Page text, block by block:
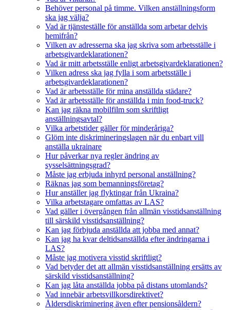
Behöver personal på timme. Vilken anställningsform
ska jag välja?
Vad är tjänsteställe för anställda som arbetar delvis
hemifrån?
Vilken av adresserna ska jag skriva som arbetsställe i
arbetsgivardeklarationen?
Vad är mitt arbetsställe enligt arbetsgivardeklarationen?
Vilken adress ska jag fylla i som arbetsställe i
arbetsgivardeklarationen?
Vad är arbetsställe för mina anställda städare?
Vad är arbetsställe för anställda i min food-truck?
Kan jag räkna mobilfilm som skriftligt
anställningsavtal?
Vilka arbetstider gäller för minderåriga?
Glöm inte diskrimineringslagen när du enbart vill
anställa ukrainare
Hur påverkar nya regler ändring av
sysselsättningsgrad?
Måste jag erbjuda inhyrd personal anställning?
Räknas jag som bemanningsföretag?
Hur anställer jag flyktingar från Ukraina?
Vilka arbetstagare omfattas av LAS?
Vad gäller i övergången från allmän visstidsanställning
till särskild visstidsanställning?
Kan jag förbjuda anställda att jobba med annat?
Kan jag ha kvar deltidsanställda efter ändringarna i
LAS?
Måste jag motivera visstid skriftligt?
Vad betyder det att allmän visstidsanställning ersätts av
särskild visstidsanställning?
Kan jag låta anställda jobba på distans utomlands?
Vad innebär arbetsvillkorsdirektivet?
Åldersdiskriminering även efter pensionsåldern?